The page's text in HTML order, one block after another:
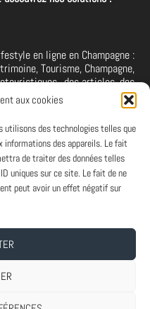
aux cookies
utilisons des technologies telles que
informations des appareils. Le fait
de traiter des données telles
uniques sur ce site. Le fait de ne
peut avoir un effet négatif sur
en ligne en Champagne :
Tourisme, Champagne,
des articles, des
Champagne. A retrouver et à
I Threads I YouTube I TikTok I
Instagram I Linkedin
PARTENAIRES
Partenaire d'Art de Vivre à la
pas à nous contacter.
-MENTIONS LEGALES